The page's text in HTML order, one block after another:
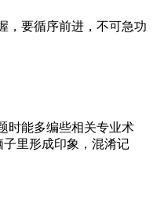
，要循序前进，不可急功
时能多编些相关专业术
里形成印象，混淆记